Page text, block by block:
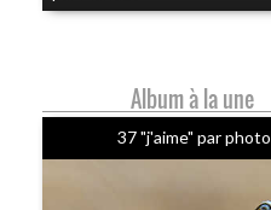
Album à la une
37 "j'aime" par photo